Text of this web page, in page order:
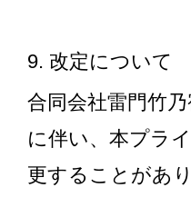
9. 改定について
合同会社雷門竹
に伴い、本プラ
更することがあり